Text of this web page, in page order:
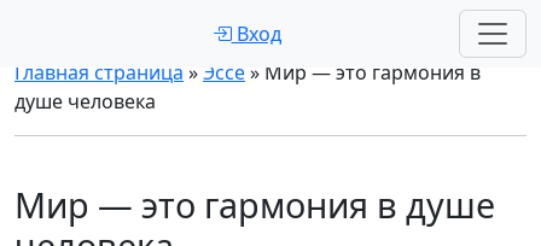
Вход
Главная страница »Эссе» Мир — это гармония в
душе человека
Мир — это гармония в душе